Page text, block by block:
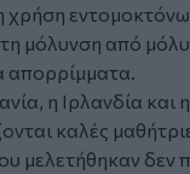
χρήση
τη μόλυνση από
απορρίμματα.
η Ιρλανδία
καλές
μελετήθηκαν δεν